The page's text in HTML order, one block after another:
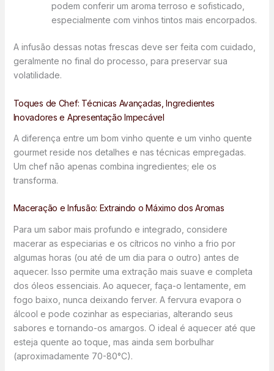
podem conferir um aroma terroso e sofisticado,
especialmente com vinhos tintos mais encorpados.
A infusão dessas notas frescas deve ser feita com cuidado,
geralmente no final do processo, para preservar sua
volatilidade.
Toques de Chef: Técnicas Avançadas, Ingredientes
Inovadores e Apresentação Impecável
A diferença entre um bom vinho quente e um vinho quente
gourmet reside nos detalhes e nas técnicas empregadas.
Um chef não apenas combina ingredientes; ele os
transforma.
Maceração e Infusão: Extraindo o Máximo dos Aromas
Para um sabor mais profundo e integrado, considere
macerar as especiarias e os cítricos no vinho a frio por
algumas horas (ou até de um dia para o outro) antes de
aquecer. Isso permite uma extração mais suave e completa
dos óleos essenciais. Ao aquecer, faça-o lentamente, em
fogo baixo, nunca deixando ferver. A fervura evapora o
álcool e pode cozinhar as especiarias, alterando seus
sabores e tornando-os amargos. O ideal é aquecer até que
esteja quente ao toque, mas ainda sem borbulhar
(aproximadamente 70-80°C).